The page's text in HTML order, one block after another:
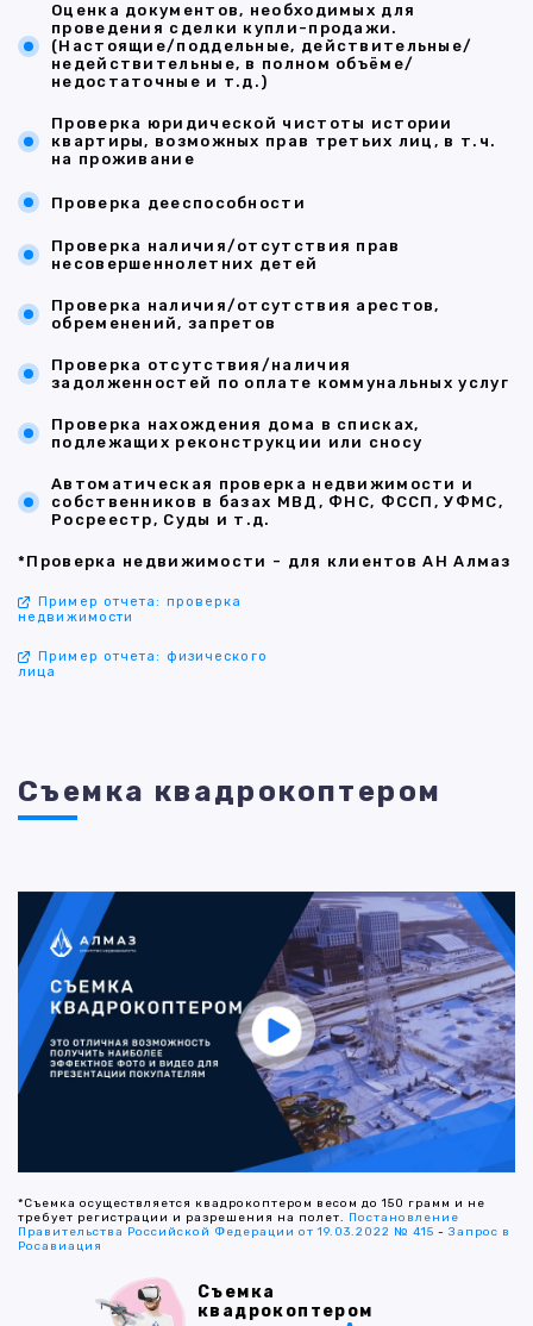
Оценка документов, необходимых для
проведения сделки купли-продажи.
(Настоящие/поддельные, действительные/
недействительные, в полном объёме/
недостаточные и т.д.)
Проверка юридической чистоты истории
квартиры, возможных прав третьих лиц, в т.ч.
на проживание
Проверка дееспособности
Проверка наличия/отсутствия прав
несовершеннолетних детей
Проверка наличия/отсутствия арестов,
обременений, запретов
Проверка отсутствия/наличия
задолженностей по оплате коммунальных услуг
Проверка нахождения дома в списках,
подлежащих реконструкции или сносу
Автоматическая проверка недвижимости и
собственников в базах МВД, ФНС, ФССП, УФМС,
Росреестр, Суды и т.д.
*Проверка недвижимости - для клиентов АН Алмаз
Пример отчета: проверка
недвижимости
Пример отчета: физического
лица
Съемка квадрокоптером
*Съемка осуществляется квадрокоптером весом до 150 грамм и не
требует регистрации и разрешения на полет. Постановление
Правительства Российской Федерации от 19.03.2022 № 415 -Запрос в
Росавиация
Съемка
квадрокоптером